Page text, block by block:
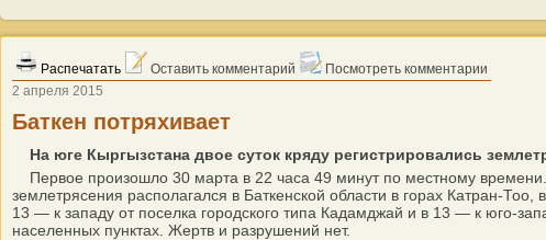
Распечатать Оставить комментарий
Посмотреть комментарии
2 апреля 2015
Баткен потряхивает
На юге Кыргызстана двое суток кряду регистрировались
Первое произошло 30 марта в 22 часа 49 минут по местному
землетрясения располагался в Баткенской области в горах Катран-
13 — к западу от поселка городского типа Кадамджай и в 13 — к юго-
населенных пунктах. Жертв и разрушений нет.